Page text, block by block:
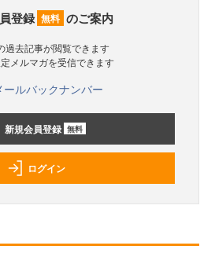
登録 無料 のご案内
過去記事が閲覧できます
定メルマガを受信できます
ールバックナンバー
新規会員登録 無料
ログイン